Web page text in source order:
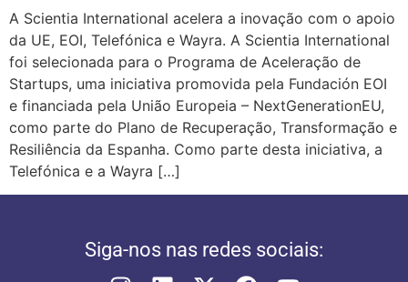
A Scientia International acelera a inovação com o apoio
da UE, EOI, Telefónica e Wayra. A Scientia International
foi selecionada para o Programa de Aceleração de
Startups, uma iniciativa promovida pela Fundación EOI
e financiada pela União Europeia – NextGenerationEU,
como parte do Plano de Recuperação, Transformação e
Resiliência da Espanha. Como parte desta iniciativa, a
Telefónica e a Wayra […]
Siga-nos nas redes sociais: